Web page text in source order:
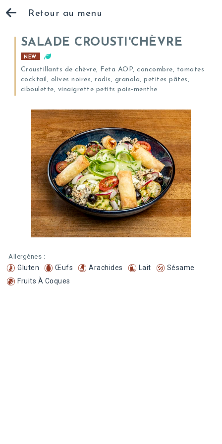
Retour au menu
SALADE CROUSTI'CHÈVRE
NEW
Croustillants de chèvre, Feta AOP, concombre, tomates
cocktail, olives noires, radis, granola, petites pâtes,
ciboulette, vinaigrette petits pois-menthe
Allergènes :
Gluten Œufs Arachides Lait
Sésame
Fruits À Coques